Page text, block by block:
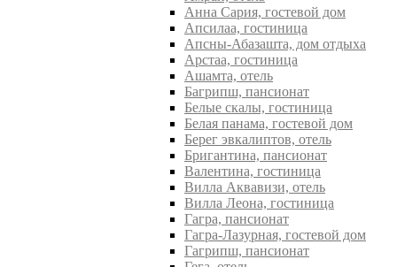
Анна Сария, гостевой дом
Апсилаа, гостиница
Апсны-Абазашта, дом отдыха
Арстаа, гостиница
Ашамта, отель
Багрипш, пансионат
Белые скалы, гостиница
Белая панама, гостевой дом
Берег эвкалиптов, отель
Бригантина, пансионат
Валентина, гостиница
Вилла Аквавизи, отель
Вилла Леона, гостиница
Гагра, пансионат
Гагра-Лазурная, гостевой дом
Гагрипш, пансионат